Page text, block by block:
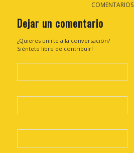
COMENTARIOS
Dejar un comentario
¿Quieres unirte a la conversación?
Siéntete libre de contribuir!